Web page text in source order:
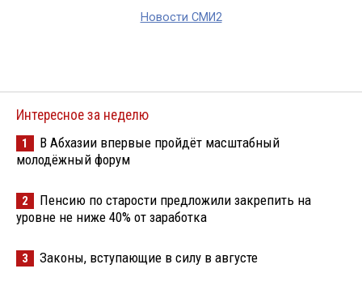
Новости СМИ2
Интересное за неделю
1
В Абхазии впервые пройдёт масштабный
молодёжный форум
2
Пенсию по старости предложили закрепить на
уровне не ниже 40% от заработка
3 Законы, вступающие в силу в августе